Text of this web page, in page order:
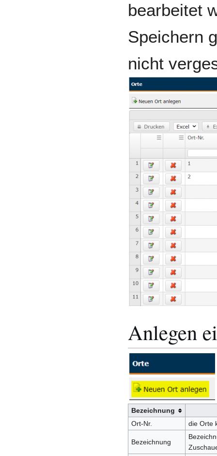
bearbeitet
Speichern
nicht
Anlegen
Bezeichnung
Ort-Nr.
die Orte
Bezeichnung